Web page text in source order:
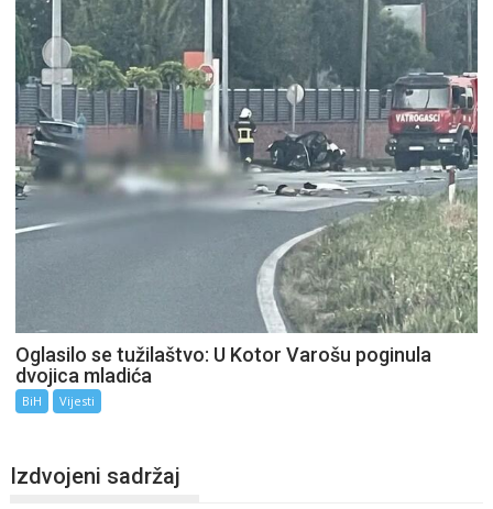
Oglasilo se tužilaštvo: U Kotor Varošu poginula
dvojica mladića
BiH Vijesti
Izdvojeni sadržaj